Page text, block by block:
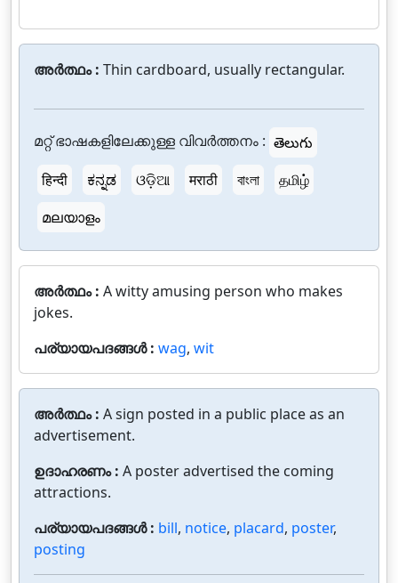
അർത്ഥം : Thin cardboard, usually rectangular.
മറ്റ് ഭാഷകളിലേക്കുള്ള വിവർത്തനം : తెలుగు
हिन्दी
ಕನ್ನಡ ଓଡ଼ିଆ मराठी বাংলা
தமிழ்
മലയാളം
അർത്ഥം : A witty amusing person who makes
jokes.
പര്യായപദങ്ങൾ : wag, wit
അർത്ഥം : A sign posted in a public place as an
advertisement.
ഉദാഹരണം : A poster advertised the coming
attractions.
പര്യായപദങ്ങൾ : bill, notice, placard, poster,
posting